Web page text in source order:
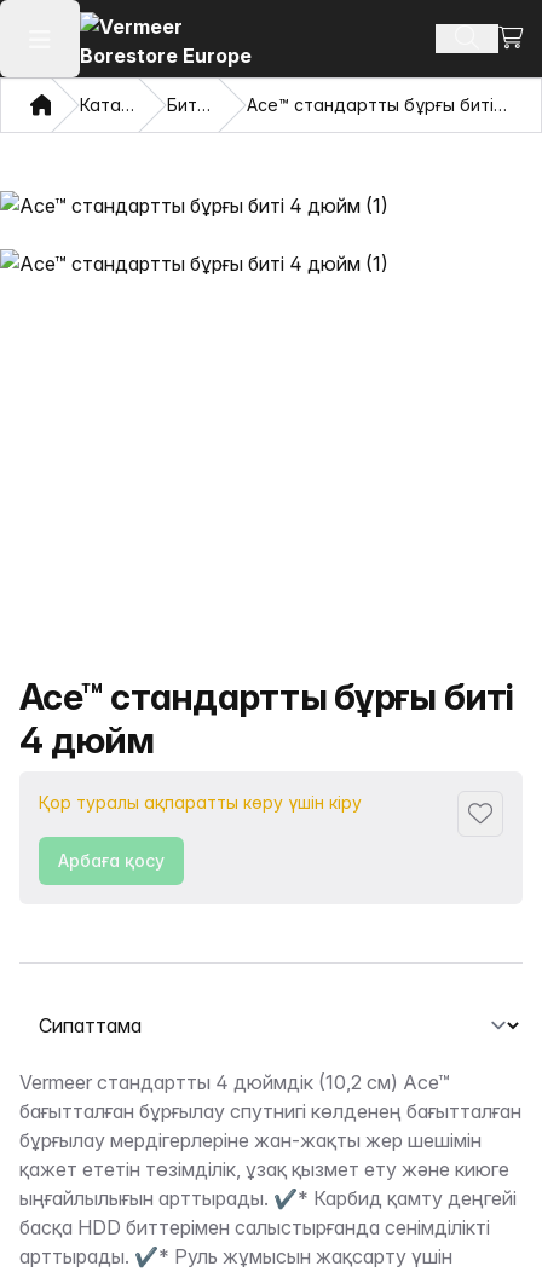
Негізгі мәзірді ашу Іздеу
Үй Каталог Биттер Ace™ стандартты бұрғы биті 4 дюйм
Өнімнің атауы
Ace™ стандартты бұрғы биті
4 дюйм
Қор туралы ақпаратты көру үшін кіру
Арбаға қосу
Қойындыны таңдау
Сипаттама
Vermeer стандартты 4 дюймдік (10,2 см) Ace™
бағытталған бұрғылау спутнигі көлденең бағытталған
бұрғылау мердігерлеріне жан-жақты жер шешімін
қажет ететін төзімділік, ұзақ қызмет ету және киюге
ыңғайлылығын арттырады. ✔* Карбид қамту деңгейі
басқа HDD биттерімен салыстырғанда сенімділікті
арттырады. ✔* Руль жұмысын жақсарту үшін